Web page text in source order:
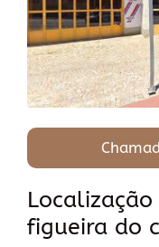
figueira do